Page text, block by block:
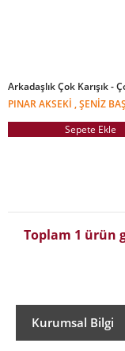
Arkadaşlık Çok Karışık -
PINAR AKSEKI , ŞENIZ BAŞ
Sepete Ekle
Toplam 1 ürün
Kurumsal Bilgi